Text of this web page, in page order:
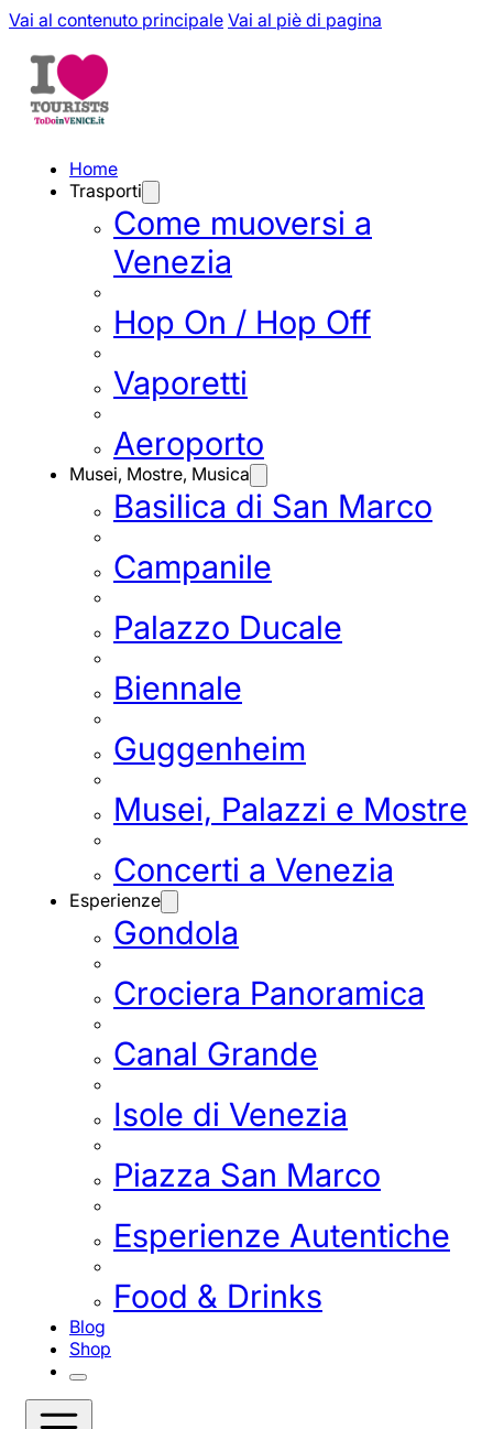
Vai al contenuto principale Vai al piè di pagina
Home
Trasporti
Come muoversi a
Venezia
Hop On / Hop Off
Vaporetti
Aeroporto
Musei, Mostre, Musica
Basilica di San Marco
Campanile
Palazzo Ducale
Biennale
Guggenheim
Musei, Palazzi e Mostre
Concerti a Venezia
Esperienze
Gondola
Crociera Panoramica
Canal Grande
Isole di Venezia
Piazza San Marco
Esperienze Autentiche
Food & Drinks
Blog
Shop